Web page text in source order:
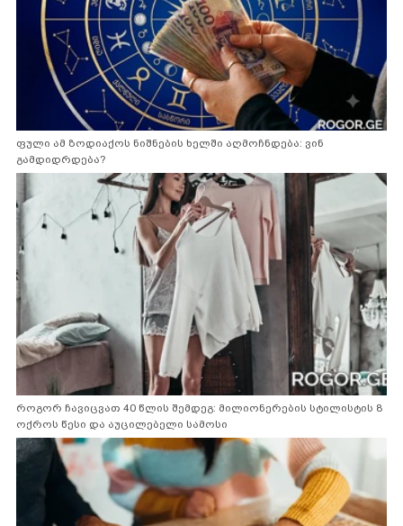
ფული ამ ზოდიაქოს ნიშნების ხელში აღმოჩნდება: ვინ
გამდიდრდება?
როგორ ჩავიცვათ 40 წლის შემდეგ: მილიონერების სტილისტის 8
ოქროს წესი და აუცილებელი სამოსი